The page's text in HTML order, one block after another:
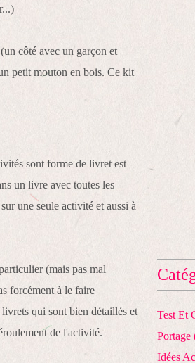
côté avec un garçon et
petit mouton en bois. Ce kit
sont forme de livret est
un livre avec toutes les
une seule activité et aussi à
(mais pas mal
forcément à le faire
qui sont bien détaillés et
de l'activité.
Test Et
Portage
Idées